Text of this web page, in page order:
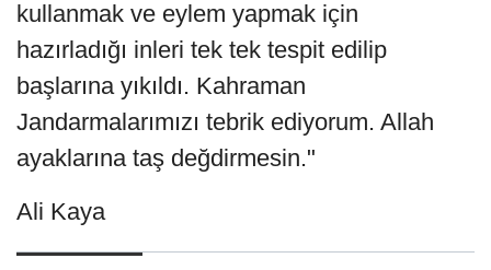
kullanmak ve eylem yapmak için
hazırladığı inleri tek tek tespit edilip
başlarına yıkıldı. Kahraman
Jandarmalarımızı tebrik ediyorum. Allah
ayaklarına taş değdirmesin."
Ali Kaya